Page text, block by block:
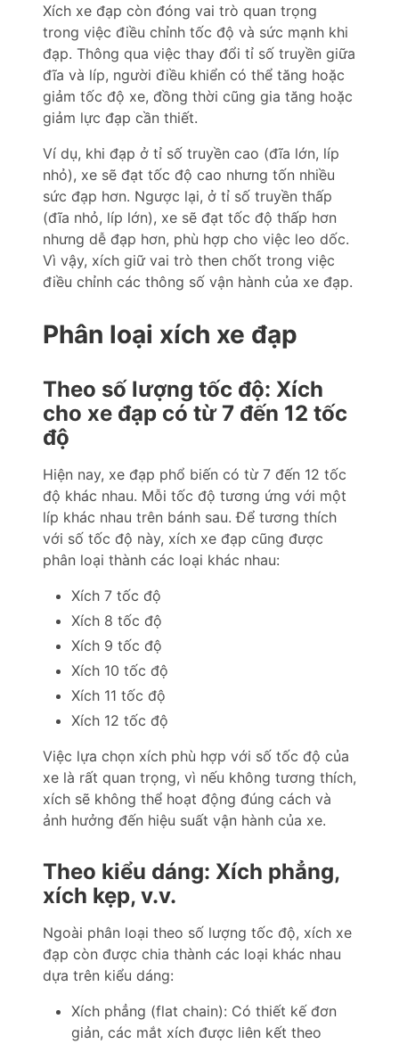
Xích xe đạp còn đóng vai trò quan trọng
trong việc điều chỉnh tốc độ và sức mạnh khi
đạp. Thông qua việc thay đổi tỉ số truyền giữa
đĩa và líp, người điều khiển có thể tăng hoặc
giảm tốc độ xe, đồng thời cũng gia tăng hoặc
giảm lực đạp cần thiết.
Ví dụ, khi đạp ở tỉ số truyền cao (đĩa lớn, líp
nhỏ), xe sẽ đạt tốc độ cao nhưng tốn nhiều
sức đạp hơn. Ngược lại, ở tỉ số truyền thấp
(đĩa nhỏ, líp lớn), xe sẽ đạt tốc độ thấp hơn
nhưng dễ đạp hơn, phù hợp cho việc leo dốc.
Vì vậy, xích giữ vai trò then chốt trong việc
điều chỉnh các thông số vận hành của xe đạp.
Phân loại xích xe đạp
Theo số lượng tốc độ: Xích
cho xe đạp có từ 7 đến 12 tốc
độ
Hiện nay, xe đạp phổ biến có từ 7 đến 12 tốc
độ khác nhau. Mỗi tốc độ tương ứng với một
líp khác nhau trên bánh sau. Để tương thích
với số tốc độ này, xích xe đạp cũng được
phân loại thành các loại khác nhau:
Xích 7 tốc độ
Xích 8 tốc độ
Xích 9 tốc độ
Xích 10 tốc độ
Xích 11 tốc độ
Xích 12 tốc độ
Việc lựa chọn xích phù hợp với số tốc độ của
xe là rất quan trọng, vì nếu không tương thích,
xích sẽ không thể hoạt động đúng cách và
ảnh hưởng đến hiệu suất vận hành của xe.
Theo kiểu dáng: Xích phẳng,
xích kẹp, v.v.
Ngoài phân loại theo số lượng tốc độ, xích xe
đạp còn được chia thành các loại khác nhau
dựa trên kiểu dáng:
Xích phẳng (flat chain): Có thiết kế đơn
giản, các mắt xích được liên kết theo